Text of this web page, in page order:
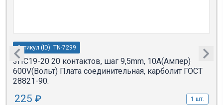
Артикул (ID): TN-7299
3ПС19-20 20 контактов, шаг 9,5mm, 10A(Ампер)
600V(Вольт) Плата соединительная, карболит ГОСТ
28821-90.
225 ₽ 1 шт.